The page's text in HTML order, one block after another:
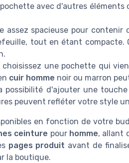
avec d'autres éléments
spacieuse pour contenir
tout en étant compacte.
une pochette qui
cuir homme noir ou marron
possibilité d'ajouter une
peuvent refléter votre style
en fonction de votre
ceinture pour homme, allant
pages produit avant de
la boutique.